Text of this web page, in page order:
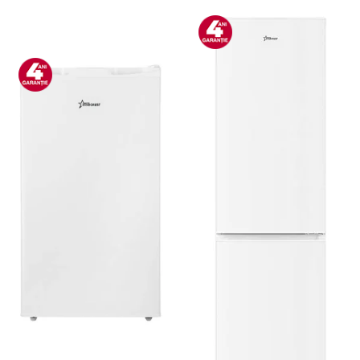
Camere video sport
Caști
Sisteme audio